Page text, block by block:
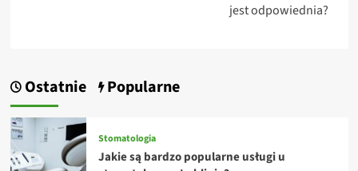
jest odpowiednia?
Ostatnie Popularne
Stomatologia
Jakie są bardzo popularne usługi u